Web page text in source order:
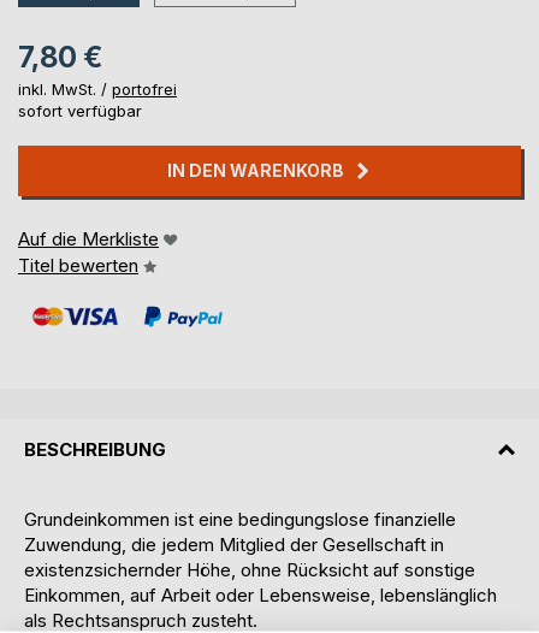
7,80 €
inkl. MwSt. / portofrei
sofort verfügbar
IN DEN WARENKORB
Auf die Merkliste
Titel bewerten
BESCHREIBUNG
Grundeinkommen ist eine bedingungslose finanzielle
Zuwendung, die jedem Mitglied der Gesellschaft in
existenzsichernder Höhe, ohne Rücksicht auf sonstige
Einkommen, auf Arbeit oder Lebensweise, lebenslänglich
als Rechtsanspruch zusteht.